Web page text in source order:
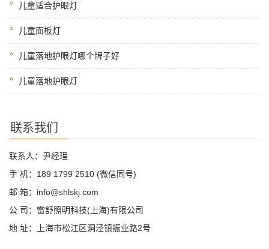
儿童适合护眼灯
儿童面板灯
儿童落地护眼灯哪个牌子好
儿童落地护眼灯
联系我们
联系人：尹经理
手 机：189 1799 2510 (微信同号)
邮 箱：info@shlskj.com
公 司：雷舒照明科技(上海)有限公司
地 址：上海市松江区洞泾镇振业路2号